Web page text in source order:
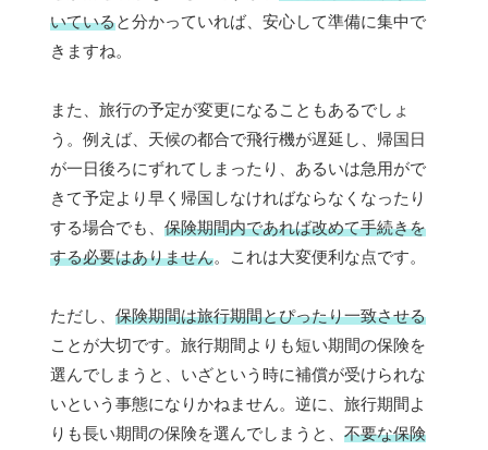
いていると分かっていれば、安心して準備に集中で
きますね。
また、旅行の予定が変更になることもあるでしょ
う。例えば、天候の都合で飛行機が遅延し、帰国日
が一日後ろにずれてしまったり、あるいは急用がで
きて予定より早く帰国しなければならなくなったり
する場合でも、 保険期間内であれば改めて手続きを
する必要はありません。これは大変便利な点です。
ただし、 保険期間は旅行期間とぴったり一致させる
ことが大切です。旅行期間よりも短い期間の保険を
選んでしまうと、いざという時に補償が受けられな
いという事態になりかねません。逆に、旅行期間よ
りも長い期間の保険を選んでしまうと、 不要な保険